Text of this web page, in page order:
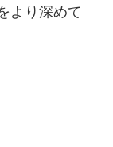
より深めて